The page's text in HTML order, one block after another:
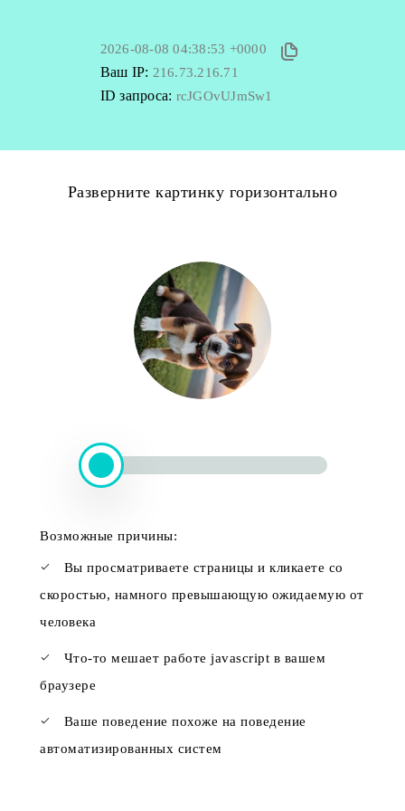
2026-08-08 04:38:53 +0000
Ваш IP: 216.73.216.71
ID запроса: rcJGOvUJmSw1
Разверните картинку горизонтально
Возможные причины:
Вы просматриваете страницы и кликаете со
скоростью, намного превышающую ожидаемую от
человека
Что-то мешает работе javascript в вашем
браузере
Ваше поведение похоже на поведение
автоматизированных систем